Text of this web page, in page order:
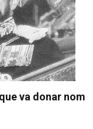
va donar nom